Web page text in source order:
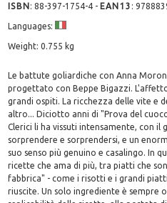
ISBN:88-397-1754-4 - EAN13 :
Languages:
Weight: 0.755 kg
Le battute goliardiche con Anna
progettato con Beppe Bigazzi.
grandi ospiti. La ricchezza delle vite e
altro... Diciotto anni di "Prova del
Clerici li ha vissuti intensamente, con il
sorprendere e sorprendersi, e un
suo senso più genuino e casalingo. In
ricette che ama di più, tra piatti che
fabbrica" - come i risotti e i grandi
riuscite. Un solo ingrediente è sempre